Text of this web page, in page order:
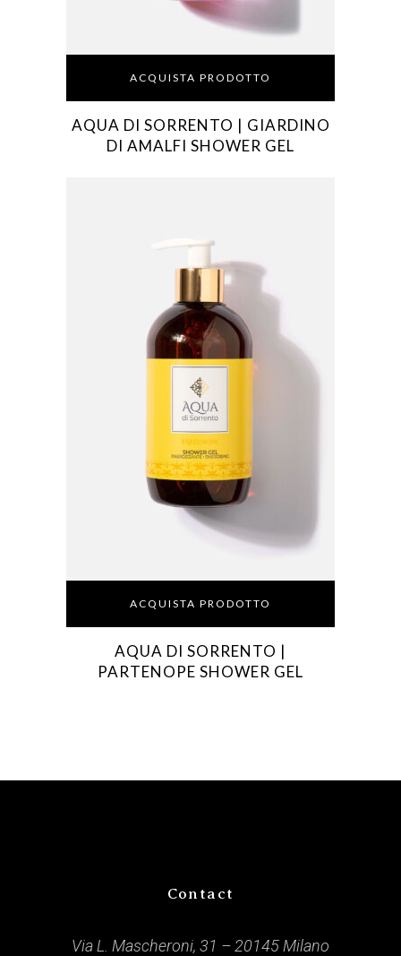
ACQUISTA PRODOTTO
AQUA DI SORRENTO | GIARDINO
DI AMALFI SHOWER GEL
ACQUISTA PRODOTTO
AQUA DI SORRENTO |
PARTENOPE SHOWER GEL
Contact
Via L. Mascheroni, 31 – 20145 Milano